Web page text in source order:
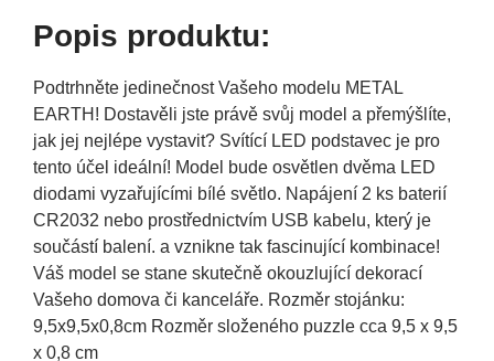
Popis produktu:
Podtrhněte jedinečnost Vašeho modelu METAL
EARTH! Dostavěli jste právě svůj model a přemýšlíte,
jak jej nejlépe vystavit? Svítící LED podstavec je pro
tento účel ideální! Model bude osvětlen dvěma LED
diodami vyzařujícími bílé světlo. Napájení 2 ks baterií
CR2032 nebo prostřednictvím USB kabelu, který je
součástí balení. a vznikne tak fascinující kombinace!
Váš model se stane skutečně okouzlující dekorací
Vašeho domova či kanceláře. Rozměr stojánku:
9,5x9,5x0,8cm Rozměr složeného puzzle cca 9,5 x 9,5
x 0,8 cm